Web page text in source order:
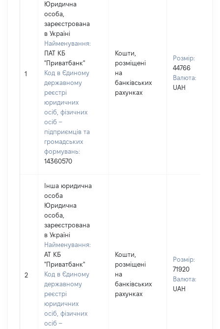
1
Юридична
особа,
зареєстрована
в Україні
Найменування:
ПАТ КБ
"Приватбанк"
Код в Єдиному
державному
реєстрі
юридичних
осіб, фізичних
осіб –
підприємців та
громадських
формувань:
14360570
Кошти,
розміщені
на
банківських
рахунках
Розмір:
44766
Валюта:
UAH
2
Інша юридична
особа
Юридична
особа,
зареєстрована
в Україні
Найменування:
АТ КБ
"Приватбанк"
Код в Єдиному
державному
реєстрі
юридичних
осіб, фізичних
осіб –
Кошти,
розміщені
на
банківських
рахунках
Розмір:
71920
Валюта:
UAH